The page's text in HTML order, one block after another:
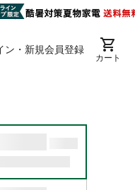
ン・新規会員登録
カート